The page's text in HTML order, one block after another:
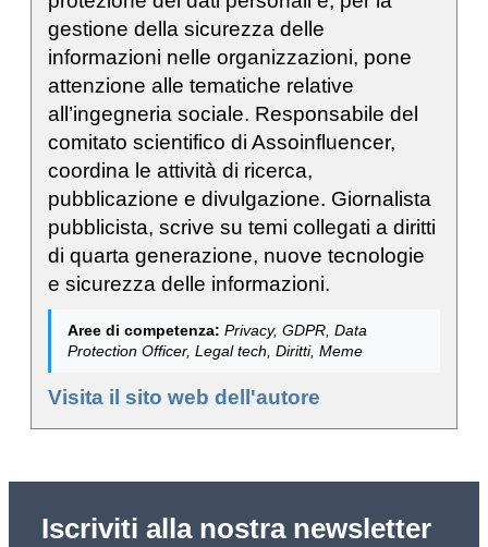
gestione della sicurezza delle
informazioni nelle organizzazioni, pone
attenzione alle tematiche relative
all’ingegneria sociale. Responsabile del
comitato scientifico di Assoinfluencer,
coordina le attività di ricerca,
pubblicazione e divulgazione. Giornalista
pubblicista, scrive su temi collegati a diritti
di quarta generazione, nuove tecnologie
e sicurezza delle informazioni.
Aree di competenza: Privacy, GDPR, Data
Protection Officer, Legal tech, Diritti, Meme
Visita il sito web dell'autore
Iscriviti alla nostra newsletter